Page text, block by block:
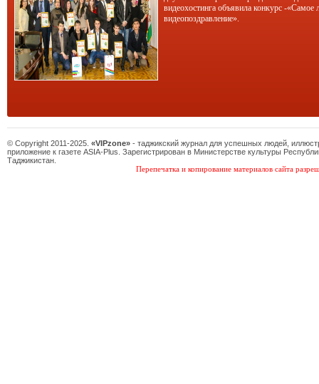
видеохостинга объявила конкурс -«Самое
видеопоздравление».
© Copyright 2011-2025. «VIPzone» - таджикский журнал для успешных людей,
приложение к газете ASIA-Plus. Зарегистрирован в Министерстве культуры
Таджикистан.
Перепечатка и копирование материалов сайта